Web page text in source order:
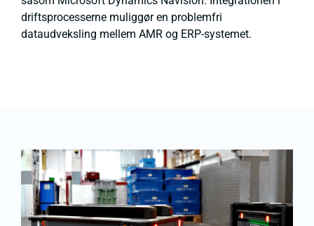
driftsprocesserne muliggør en problemfri
dataudveksling mellem AMR og ERP-systemet.